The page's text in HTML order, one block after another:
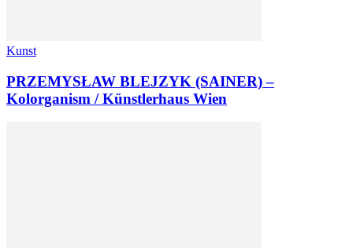
Kunst
PRZEMYSŁAW BLEJZYK (SAINER) –
Kolorganism / Künstlerhaus Wien